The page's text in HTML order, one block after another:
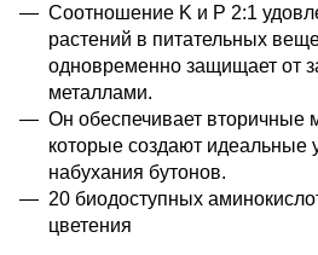
Соотношение K и P 2:1
растений в питательных
одновременно защищает от
металлами.
Он обеспечивает вторичные
которые создают идеальные
набухания бутонов.
20 биодоступных
цветения